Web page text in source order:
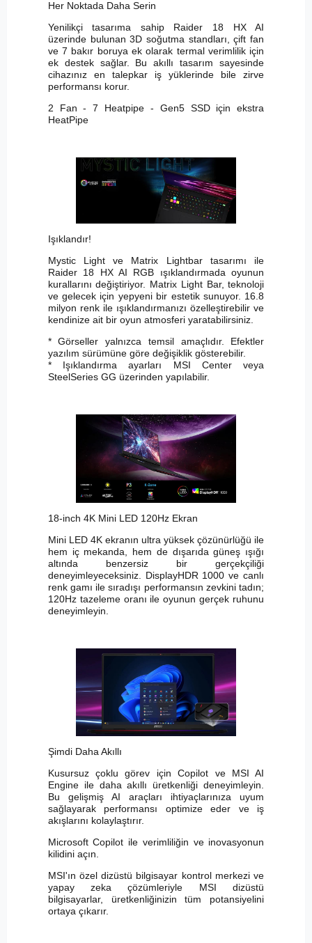
Her Noktada Daha Serin
Yenilikçi tasarıma sahip Raider 18 HX AI
üzerinde bulunan 3D soğutma standları, çift fan
ve 7 bakır boruya ek olarak termal verimlilik için
ek destek sağlar. Bu akıllı tasarım sayesinde
cihazınız en talepkar iş yüklerinde bile zirve
performansı korur.
2 Fan - 7 Heatpipe - Gen5 SSD için ekstra
HeatPipe
Işıklandır!
Mystic Light ve Matrix Lightbar tasarımı ile
Raider 18 HX AI RGB ışıklandırmada oyunun
kurallarını değiştiriyor. Matrix Light Bar, teknoloji
ve gelecek için yepyeni bir estetik sunuyor. 16.8
milyon renk ile ışıklandırmanızı özelleştirebilir ve
kendinize ait bir oyun atmosferi yaratabilirsiniz.
* Görseller yalnızca temsil amaçlıdır. Efektler
yazılım sürümüne göre değişiklik gösterebilir.
* Işıklandırma ayarları MSI Center veya
SteelSeries GG üzerinden yapılabilir.
18-inch 4K Mini LED 120Hz Ekran
Mini LED 4K ekranın ultra yüksek çözünürlüğü ile
hem iç mekanda, hem de dışarıda güneş ışığı
altında benzersiz bir gerçekçiliği
deneyimleyeceksiniz. DisplayHDR 1000 ve canlı
renk gamı ile sıradışı performansın zevkini tadın;
120Hz tazeleme oranı ile oyunun gerçek ruhunu
deneyimleyin.
Şimdi Daha Akıllı
Kusursuz çoklu görev için Copilot ve MSI AI
Engine ile daha akıllı üretkenliği deneyimleyin.
Bu gelişmiş AI araçları ihtiyaçlarınıza uyum
sağlayarak performansı optimize eder ve iş
akışlarını kolaylaştırır.
Microsoft Copilot ile verimliliğin ve inovasyonun
kilidini açın.
MSI'ın özel dizüstü bilgisayar kontrol merkezi ve
yapay zeka çözümleriyle MSI dizüstü
bilgisayarlar, üretkenliğinizin tüm potansiyelini
ortaya çıkarır.